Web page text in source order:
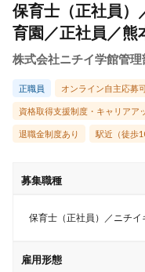
保育士（正社員）
育園／正社員／熊
株式会社ニチイ学館管理
正職員 オンライン自主応募
資格取得支援制度・キャリアア
退職金制度あり 駅近（徒歩
募集職種
保育士（正社員）／ニチ
雇用形態